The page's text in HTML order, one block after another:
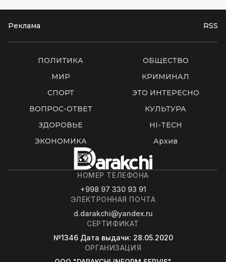
Реклама RSS
ПОЛИТИКА
ОБЩЕСТВО
МИР
КРИМИНАЛ
СПОРТ
ЭТО ИНТЕРЕСНО
ВОПРОС-ОТВЕТ
КУЛЬТУРА
ЗДОРОВЬЕ
HI-TECH
ЭКОНОМИКА
Архив
НОМЕР ТЕЛЕФОНА
+998 97 330 93 91
ЭЛЕКТРОННАЯ ПОЧТА
d.darakchi@yandex.ru
СЕРТИФИКАТ
№1346 Дата выдачи: 28.05.2020
ОРГАНИЗАЦИЯ